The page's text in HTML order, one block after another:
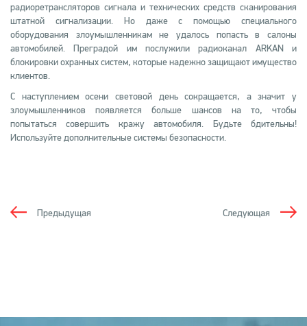
радиоретрансляторов сигнала и технических средств сканирования
штатной сигнализации. Но даже с помощью специального
оборудования злоумышленникам не удалось попасть в салоны
автомобилей. Преградой им послужили радиоканал ARKAN и
блокировки охранных систем, которые надежно защищают имущество
клиентов.
С наступлением осени световой день сокращается, а значит у
злоумышленников появляется больше шансов на то, чтобы
попытаться совершить кражу автомобиля. Будьте бдительны!
Используйте дополнительные системы безопасности.
Следующая
Предыдущая